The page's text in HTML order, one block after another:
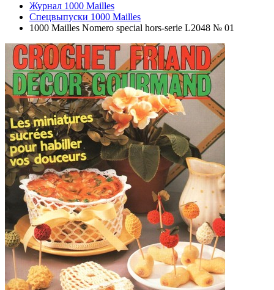
Журнал 1000 Mailles
Спецвыпуски 1000 Mailles
1000 Mailles Nomero special hors-serie L2048 № 01